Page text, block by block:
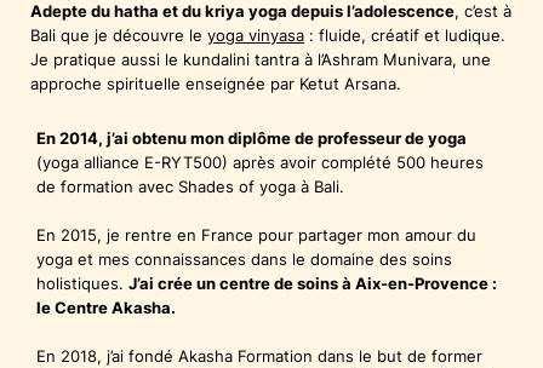
Adepte du hatha et du kriya yoga depuis l’adolescence, c’est à
Bali que je découvre le yoga vinyasa : fluide, créatif et ludique.
Je pratique aussi le kundalini tantra à l’Ashram Munivara, une
approche spirituelle enseignée par Ketut Arsana.
En 2014, j’ai obtenu mon diplôme de professeur de yoga
(yoga alliance E-RYT500) après avoir complété 500 heures
de formation avec Shades of yoga à Bali.
En 2015, je rentre en France pour partager mon amour du
yoga et mes connaissances dans le domaine des soins
holistiques. J’ai crée un centre de soins à Aix-en-Provence :
le Centre Akasha.
En 2018, j’ai fondé Akasha Formation dans le but de former